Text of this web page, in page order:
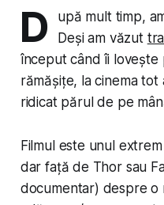
D
upă mult timp,
Deși am văzut
început când îi lovește
rămășițe, la cinema
ridicat părul de pe
Filmul este unul
dar față de Thor sau
documentar) despre o